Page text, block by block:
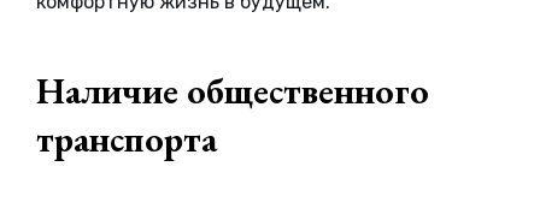
Наличие общественного
транспорта